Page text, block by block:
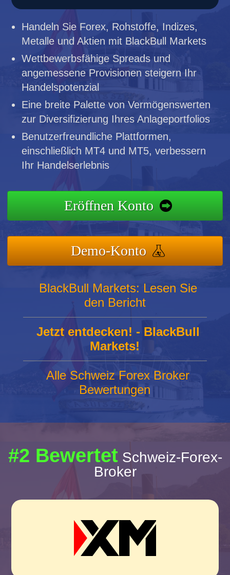
Handeln Sie Forex, Rohstoffe, Indizes,
Metalle und Aktien mit BlackBull Markets
Wettbewerbsfähige Spreads und
angemessene Provisionen steigern Ihr
Handelspotenzial
Eine breite Palette von Vermögenswerten
zur Diversifizierung Ihres Anlageportfolios
Benutzerfreundliche Plattformen,
einschließlich MT4 und MT5, verbessern
Ihr Handelserlebnis
Eröffnen Konto
Demo-Konto
BlackBull Markets: Lesen Sie
den Bericht
Jetzt entdecken! - BlackBull
Markets!
Alle Schweiz Forex Broker
Bewertungen
#2 BewertetSchweiz-Forex-
Broker